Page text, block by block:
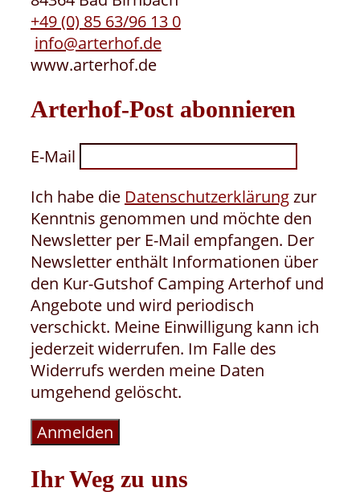
+49 (0) 85 63/96 13 0
info@arterhof.de
www.arterhof.de
Arterhof-Post abonnieren
E-Mail
Ich habe die Datenschutzerklärungzur
Kenntnis genommen und möchte den
Newsletter per E-Mail empfangen. Der
Newsletter enthält Informationen über
den Kur-Gutshof Camping Arterhof und
Angebote und wird periodisch
verschickt. Meine Einwilligung kann ich
jederzeit widerrufen. Im Falle des
Widerrufs werden meine Daten
umgehend gelöscht.
Anmelden
Ihr Weg zu uns